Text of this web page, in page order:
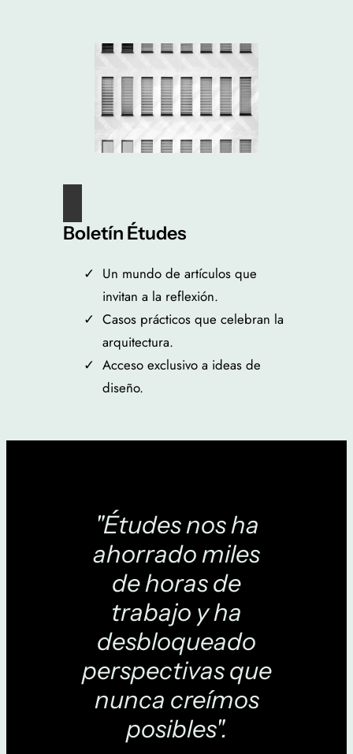
Boletín Études
Un mundo de artículos que
invitan a la reflexión.
Casos prácticos que celebran la
arquitectura.
Acceso exclusivo a ideas de
diseño.
"Études nos ha
ahorrado miles
de horas de
trabajo y ha
desbloqueado
perspectivas que
nunca creímos
posibles".